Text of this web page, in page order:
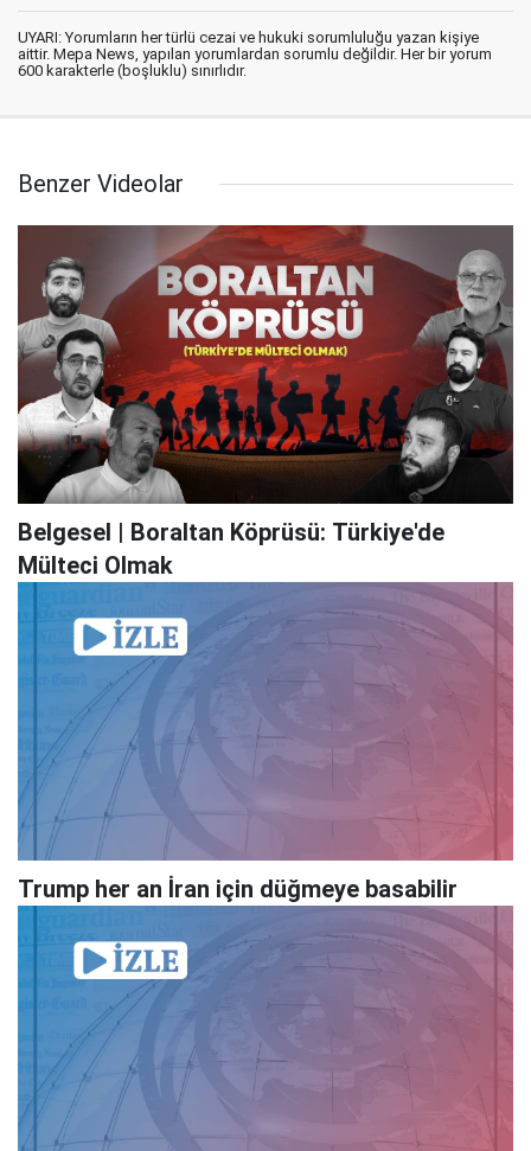
UYARI: Yorumların her türlü cezai ve hukuki sorumluluğu yazan kişiye
aittir. Mepa News, yapılan yorumlardan sorumlu değildir. Her bir yorum
600 karakterle (boşluklu) sınırlıdır.
Benzer Videolar
Belgesel | Boraltan Köprüsü: Türkiye'de
Mülteci Olmak
Trump her an İran için düğmeye basabilir